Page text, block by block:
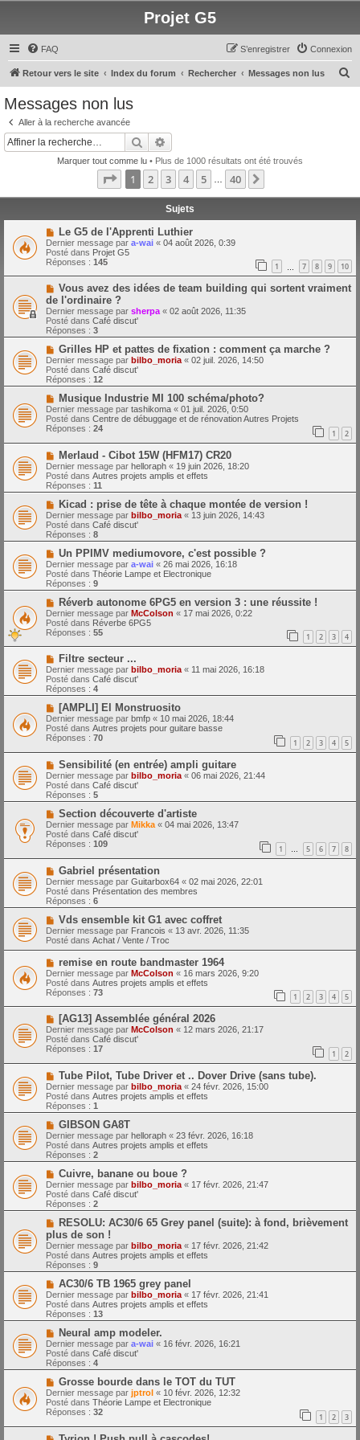
Projet G5
FAQ Connexion
S’enregistrer
Retour vers le site Index du forum Rechercher Messages non lus
Messages non lus
Aller à la recherche avancée
Rechercher
Marquer tout comme lu • Plus de 1000 résultats ont été trouvés
Page 1sur40
1 2 3 4 5 40
Sujets
N
o
u
v
e
a
u
m
e
s
s
a
g
e
Le G5 de l'Apprenti Luthier
Dernier message par a-wai « 04 août 2026, 0:39
Posté dans Projet G5
Réponses : 145 1 7 8 9 10
N
u
v
e
a
u
m
e
s
s
a
g
e
Vous avez des idées de team building qui sortent vraiment
de l'ordinaire ?
Dernier message par sherpa « 02 août 2026, 11:35
Posté dans Café discut'
Réponses : 3
N
o
u
v
e
a
u
m
e
s
s
a
g
e
Grilles HP et pattes de fixation : comment ça marche ?
Dernier message par bilbo_moria « 02 juil. 2026, 14:50
Posté dans Café discut'
Réponses : 12
N
o
u
v
e
a
u
m
e
s
s
a
g
e
Musique Industrie MI 100 schéma/photo?
Dernier message par tashikoma « 01 juil. 2026, 0:50
Posté dans Centre de débuggage et de rénovation Autres Projets
Réponses : 24 1 2
N
o
u
v
e
a
u
m
e
s
s
a
g
e
Merlaud - Cibot 15W (HFM17) CR20
Dernier message par helloraph « 19 juin 2026, 18:20
Posté dans Autres projets amplis et effets
Réponses : 11
N
o
u
v
e
a
m
e
s
s
a
g
e
Kicad : prise de tête à chaque montée de version !
Dernier message par bilbo_moria « 13 juin 2026, 14:43
Posté dans Café discut'
Réponses : 8
N
o
u
v
e
a
u
m
e
s
s
a
g
e
Un PPIMV mediumovore, c'est possible ?
Dernier message par a-wai « 26 mai 2026, 16:18
Posté dans Théorie Lampe et Electronique
Réponses : 9
N
o
u
v
e
a
m
e
s
s
a
g
e
Réverb autonome 6PG5 en version 3 : une réussite !
Dernier message par McColson « 17 mai 2026, 0:22
Posté dans Réverbe 6PG5
Réponses : 55 1 2 3 4
N
o
u
v
e
a
u
m
e
s
s
a
g
e
Filtre secteur ...
Dernier message par bilbo_moria« 11 mai 2026, 16:18
Posté dans Café discut'
Réponses : 4
N
o
u
v
e
a
u
m
e
s
s
a
g
e
[AMPLI] El Monstruosito
Dernier message par bmfp « 10 mai 2026, 18:44
Posté dans Autres projets pour guitare basse
Réponses : 70 1 2 3 4 5
N
o
u
v
e
a
u
m
e
s
s
a
g
e
Sensibilité (en entrée) ampli guitare
Dernier message par bilbo_moria « 06 mai 2026, 21:44
Posté dans Café discut'
Réponses : 5
N
o
u
v
e
a
u
m
e
s
s
a
g
e
Section découverte d'artiste
Dernier message par Mikka « 04 mai 2026, 13:47
Posté dans Café discut'
Réponses : 109 1 … 5 6 7 8
N
o
u
v
e
a
m
e
s
a
g
e
Gabriel présentation
Dernier message par Guitarbox64 « 02 mai 2026, 22:01
Posté dans Présentation des membres
Réponses : 6
N
o
u
v
a
u
m
e
s
s
a
g
e
Vds ensemble kit G1 avec coffret
Dernier message par Francois « 13 avr. 2026, 11:35
Posté dans Achat / Vente / Troc
N
o
u
v
e
a
m
e
s
s
a
g
e
remise en route bandmaster 1964
Dernier message par McColson « 16 mars 2026, 9:20
Posté dans Autres projets amplis et effets
Réponses : 73 1 2 3 4 5
N
o
u
v
e
a
u
m
e
s
s
a
g
e
[AG13] Assemblée général 2026
Dernier message par McColson « 12 mars 2026, 21:17
Posté dans Café discut'
Réponses : 17 1 2
N
o
u
v
e
a
m
e
s
s
a
g
e
Tube Pilot, Tube Driver et .. Dover Drive (sans tube).
Dernier message par bilbo_moria « 24 févr. 2026, 15:00
Posté dans Autres projets amplis et effets
Réponses : 1
N
o
u
v
e
a
m
e
s
s
a
g
e
GIBSON GA8T
Dernier message par helloraph « 23 févr. 2026, 16:18
Posté dans Autres projets amplis et effets
Réponses : 2
N
o
u
v
e
a
u
m
e
s
s
g
e
Cuivre, banane ou boue ?
Dernier message par bilbo_moria « 17 févr. 2026, 21:47
Posté dans Café discut'
Réponses : 2
N
u
v
e
a
m
e
s
s
a
g
e
RESOLU: AC30/6 65 Grey panel (suite): à fond, brièvement
plus de son !
Dernier message par bilbo_moria « 17 févr. 2026, 21:42
Posté dans Autres projets amplis et effets
Réponses : 9
N
o
u
v
e
a
u
m
e
s
s
a
g
e
AC30/6 TB 1965 grey panel
Dernier message par bilbo_moria « 17 févr. 2026, 21:41
Posté dans Autres projets amplis et effets
Réponses : 13
N
o
u
v
e
a
m
e
s
s
a
Neural amp modeler.
Dernier message par a-wai « 16 févr. 2026, 16:21
Posté dans Café discut'
Réponses : 4
N
o
u
v
e
a
u
Grosse bourde dans le TOT du TUT
Dernier message par jptrol « 10 févr. 2026, 12:32
Posté dans Théorie Lampe et Electronique
Réponses : 32 1 2 3
N